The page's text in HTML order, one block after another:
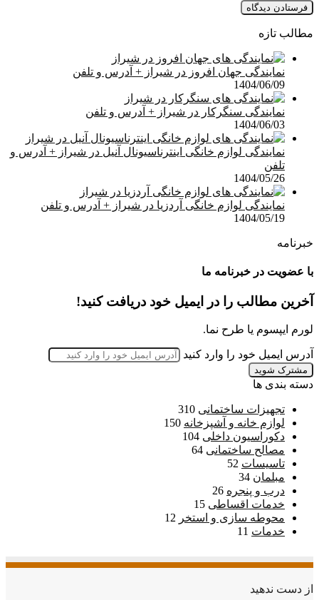
مطالب تازه
نمایندگی جهان افروز در شیراز + آدرس و تلفن
1404/06/09
نمایندگی سنگرکار در شیراز + آدرس و تلفن
1404/06/03
نمایندگی لوازم خانگی اینترناسیونال آنیل در شیراز + آدرس و
تلفن
1404/05/26
نمایندگی لوازم خانگی آردزیا در شیراز + آدرس و تلفن
1404/05/19
خبرنامه
با عضویت در خبرنامه ما
آخرین مطالب را در ایمیل خود دریافت کنید!
لورم ایپسوم یا طرح‌ نما.
آدرس ایمیل خود را وارد کنید
دسته بندی ها
تجهیزات ساختمانی 310
لوازم خانه و آشپزخانه 150
دکوراسیون داخلی 104
مصالح ساختمانی 64
تاسیسات 52
مبلمان 34
درب و پنجره 26
خدمات اقساطی 15
محوطه سازی و استخر 12
خدمات 11
از دست ندهید